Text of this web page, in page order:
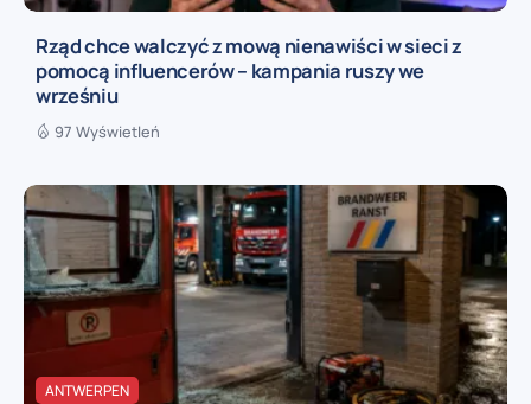
Rząd chce walczyć z mową nienawiści w sieci z
pomocą influencerów – kampania ruszy we
wrześniu
97 Wyświetleń
ANTWERPEN